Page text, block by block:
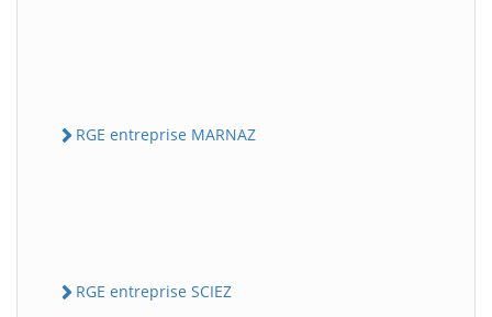
RGE entreprise MARNAZ
RGE entreprise SCIEZ